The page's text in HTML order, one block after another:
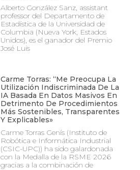
Alberto González Sanz, assistant
professor del Departamento de
Estadística de la Universidad de
Columbia (Nueva York, Estados
Unidos), es el ganador del Premio
José Luis
Carme Torras: “Me Preocupa La
Utilización Indiscriminada De La
IA Basada En Datos Masivos En
Detrimento De Procedimientos
Más Sostenibles, Transparentes
Y Explicables»
Carme Torras Genís (Instituto de
Robótica e Informática Industrial
(CSIC-UPC)) ha sido galardonada
con la Medalla de la RSME 2026
gracias a la combinación de